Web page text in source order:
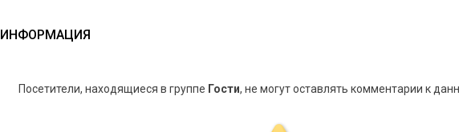
ИНФОРМАЦИЯ
Посетители, находящиеся в группе Гости, не могут оставлять комментарии к